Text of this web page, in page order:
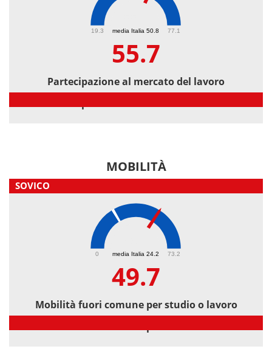
media Italia 50.8
19.3 77.1
55.7
Partecipazione al mercato del lavoro
MOBILITÀ
SOVICO
media Italia 24.2
0 73.2
49.7
Mobilità fuori comune per studio o lavoro